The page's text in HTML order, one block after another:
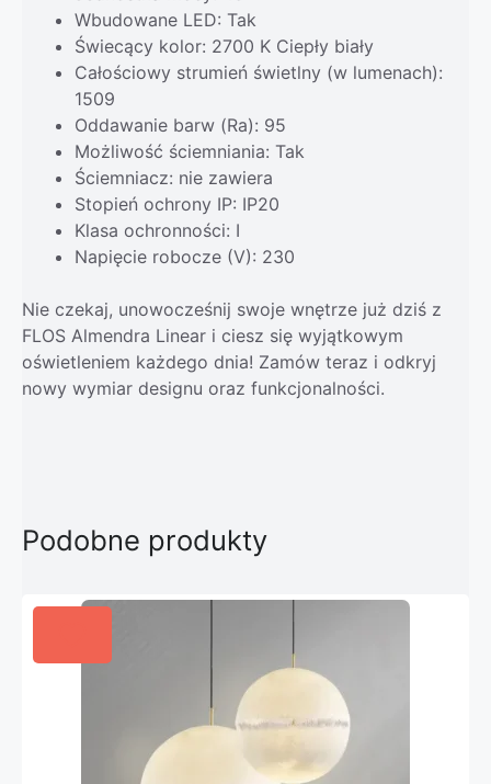
Wbudowane LED: Tak
Świecący kolor: 2700 K Ciepły biały
Całościowy strumień świetlny (w lumenach):
1509
Oddawanie barw (Ra): 95
Możliwość ściemniania: Tak
Ściemniacz: nie zawiera
Stopień ochrony IP: IP20
Klasa ochronności: I
Napięcie robocze (V): 230
Nie czekaj, unowocześnij swoje wnętrze już dziś z
FLOS Almendra Linear i ciesz się wyjątkowym
oświetleniem każdego dnia! Zamów teraz i odkryj
nowy wymiar designu oraz funkcjonalności.
Podobne produkty